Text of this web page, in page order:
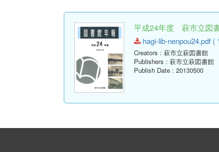
平成24年度 萩市立図
hagi-lib-nenpou24.pdf (
Creators : 萩市立萩図書館
Publishers : 萩市立萩図書館
Publish Date : 20130500